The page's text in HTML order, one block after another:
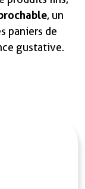
, un
paniers de
gustative.